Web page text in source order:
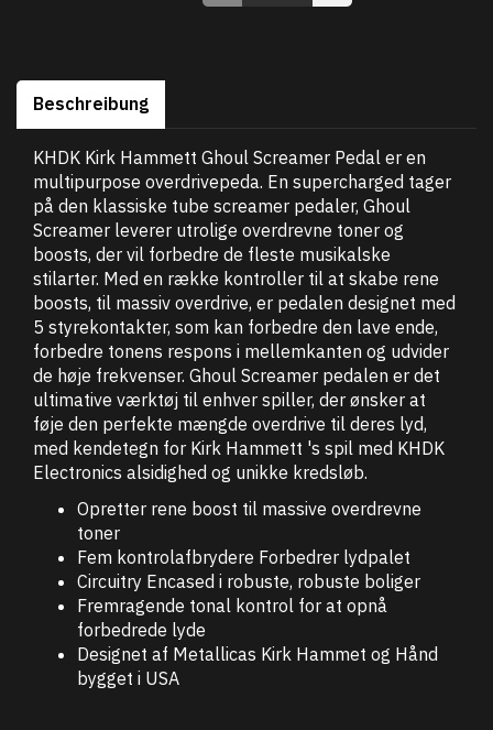
Beschreibung
KHDK Kirk Hammett Ghoul Screamer Pedal er en
multipurpose overdrivepeda. En supercharged tager
på den klassiske tube screamer pedaler, Ghoul
Screamer leverer utrolige overdrevne toner og
boosts, der vil forbedre de fleste musikalske
stilarter. Med en række kontroller til at skabe rene
boosts, til massiv overdrive, er pedalen designet med
5 styrekontakter, som kan forbedre den lave ende,
forbedre tonens respons i mellemkanten og udvider
de høje frekvenser. Ghoul Screamer pedalen er det
ultimative værktøj til enhver spiller, der ønsker at
føje den perfekte mængde overdrive til deres lyd,
med kendetegn for Kirk Hammett 's spil med KHDK
Electronics alsidighed og unikke kredsløb.
Opretter rene boost til massive overdrevne
toner
Fem kontrolafbrydere Forbedrer lydpalet
Circuitry Encased i robuste, robuste boliger
Fremragende tonal kontrol for at opnå
forbedrede lyde
Designet af Metallicas Kirk Hammet og Hånd
bygget i USA